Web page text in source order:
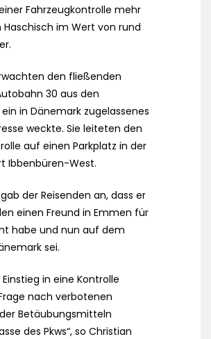
Fahrzeugkontrolle mehr
im Wert von rund
den fließenden
30 aus den
in Dänemark zugelassenes
weckte. Sie leiteten den
auf einen Parkplatz in der
Ibbenbüren-West.
der Reisenden an, dass er
einen Freund in Emmen für
habe und nun auf dem
sei.
in eine Kontrolle
nach verbotenen
Betäubungsmitteln
des Pkws“, so Christian